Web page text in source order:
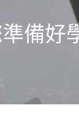
備好